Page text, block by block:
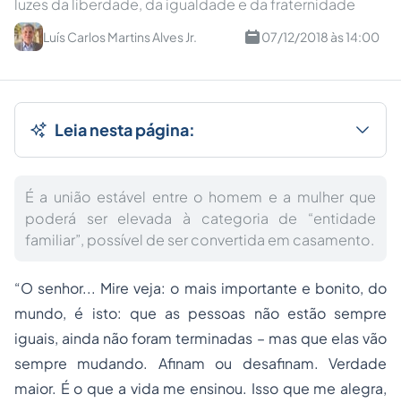
luzes da liberdade, da igualdade e da fraternidade
Luís Carlos Martins Alves Jr. 07/12/2018 às 14:00
Leia nesta página:
É a união estável entre o homem e a mulher que
poderá ser elevada à categoria de “entidade
familiar”, possível de ser convertida em casamento.
“O senhor... Mire veja: o mais importante e bonito, do
mundo, é isto: que as pessoas não estão sempre
iguais, ainda não foram terminadas – mas que elas vão
sempre mudando. Afinam ou desafinam. Verdade
maior. É o que a vida me ensinou. Isso que me alegra,